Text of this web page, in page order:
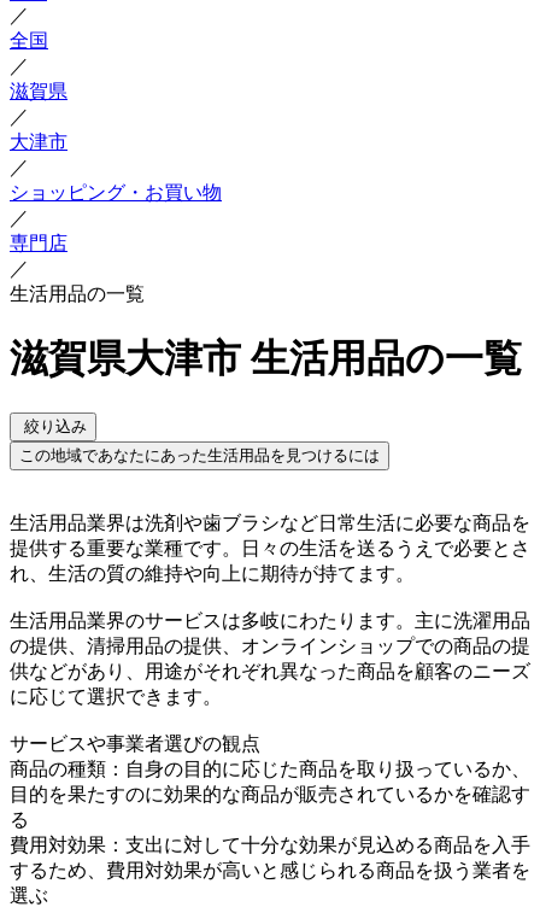
／
全国
／
滋賀県
／
大津市
／
ショッピング・お買い物
／
専門店
／
生活用品の一覧
滋賀県大津市 生活用品の一覧
絞り込み
この地域であなたにあった生活用品を見つけるには
生活用品業界は洗剤や歯ブラシなど日常生活に必要な商品を
提供する重要な業種です。日々の生活を送るうえで必要とさ
れ、生活の質の維持や向上に期待が持てます。
生活用品業界のサービスは多岐にわたります。主に洗濯用品
の提供、清掃用品の提供、オンラインショップでの商品の提
供などがあり、用途がそれぞれ異なった商品を顧客のニーズ
に応じて選択できます。
サービスや事業者選びの観点
商品の種類：自身の目的に応じた商品を取り扱っているか、
目的を果たすのに効果的な商品が販売されているかを確認す
る
費用対効果：支出に対して十分な効果が見込める商品を入手
するため、費用対効果が高いと感じられる商品を扱う業者を
選ぶ